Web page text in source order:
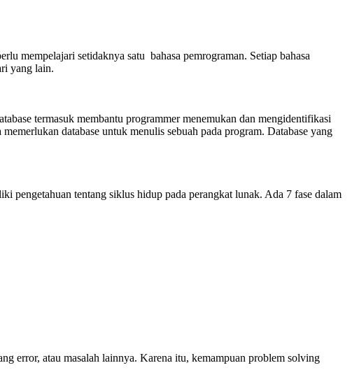
mempelajari setidaknya satu bahasa pemrograman. Setiap bahasa
yang lain.
termasuk membantu programmer menemukan dan mengidentifikasi
database untuk menulis sebuah pada program. Database yang
pengetahuan tentang siklus hidup pada perangkat lunak. Ada 7 fase dalam
error, atau masalah lainnya. Karena itu, kemampuan problem solving